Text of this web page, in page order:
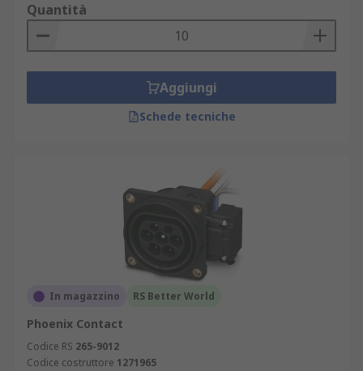
Quantità
Aggiungi
Schede tecniche
In magazzino RS Better World
Phoenix Contact
Codice RS 265-9012
Codice costruttore 1271965